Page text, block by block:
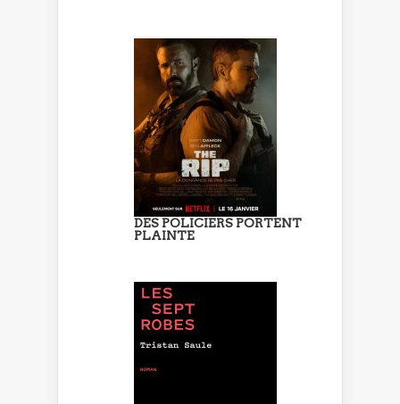
DES POLICIERS PORTENT
PLAINTE